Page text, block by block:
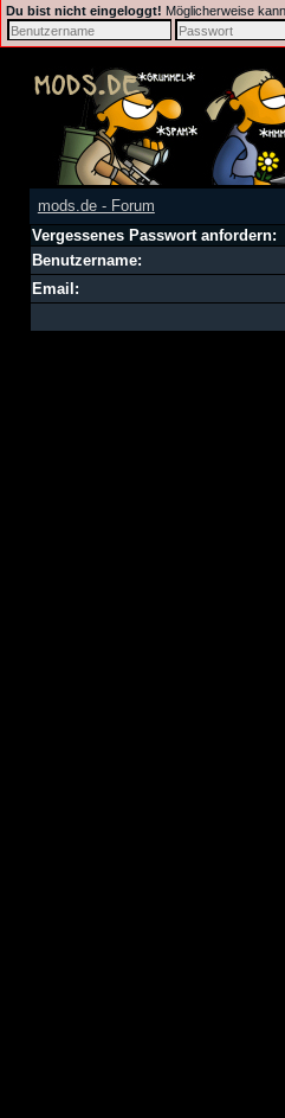
Du bist nicht eingeloggt! Möglicherweise
mods.de - Forum
Vergessenes Passwort anfordern:
Benutzername:
Email: